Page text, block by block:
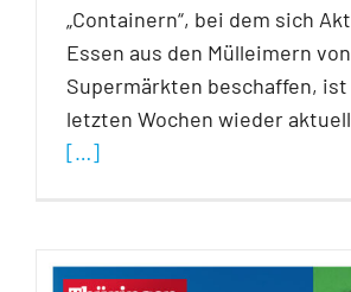
„Containern“, bei dem sich
Essen aus den Mülleimern von
Supermärkten beschaffen, ist
letzten Wochen wieder
[…]